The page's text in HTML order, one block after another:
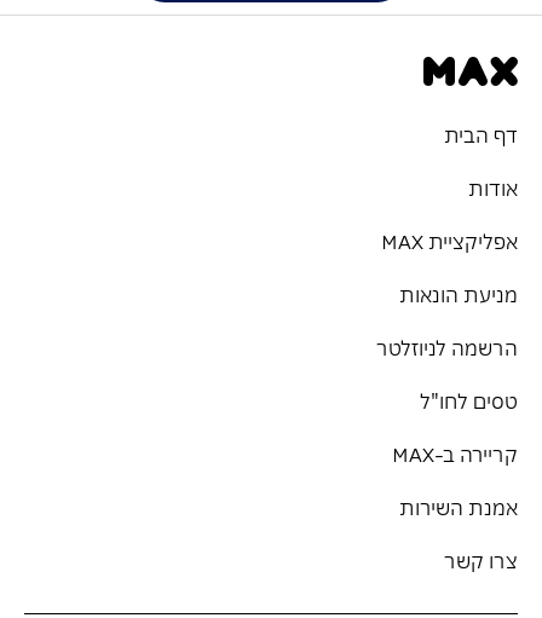
דף הבית
אודות
אפליקציית MAX
מניעת הונאות
הרשמה לניוזלטר
טסים לחו"ל
קריירה ב-MAX
אמנת השירות
צרו קשר